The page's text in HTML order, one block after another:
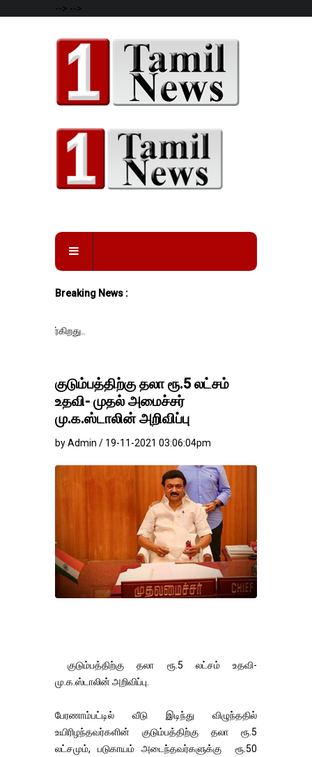
--> -->
Breaking News :
குடும்பத்திற்கு தலா ரூ.5 லட்சம்
உதவி- முதல் அமைச்சர்
மு.க.ஸ்டாலின் அறிவிப்பு
by Admin / 19-11-2021 03:06:04pm
குடும்பத்திற்கு தலா ரூ.5 லட்சம் உதவி-
மு.க.ஸ்டாலின் அறிவிப்பு.
பேரணாம்பட்டில் வீடு இடிந்து விழுந்ததில்
உயிரிழந்தவர்களின் குடும்பத்திற்கு தலா ரூ.5
லட்சமும், படுகாயம் அடைந்தவர்களுக்கு ரூ.50